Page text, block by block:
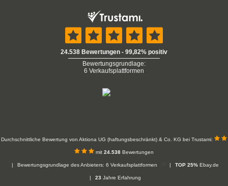
Durchschnittliche Bewertung von Aktiona UG (haftungsbeschränkt) & Co. KG bei Trustami:
mit 24.538 Bewertungen
Bewertungsgrundlage des Anbieters: 6 Verkaufsplattformen TOP 25% Ebay.de
23 Jahre Erfahrung